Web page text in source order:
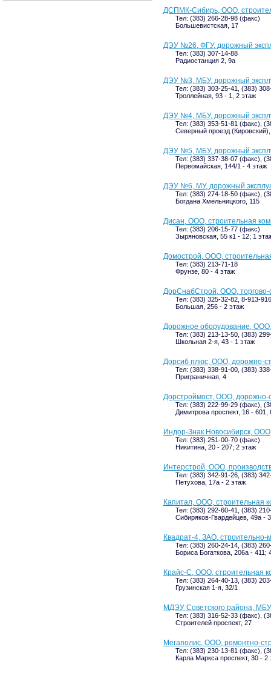
ДСПМК-Сибирь, ООО,
Тел: (383) 266-28-98 (факс)
Большевистская, 17
ДЭУ №26, ФГУ, дорожный
Тел: (383) 307-14-88
Радиостанция 2, 9а
ДЭУ №3, МБУ, дорожный
Тел: (383) 303-25-41, (383)
Троллейная, 93 - 1, 2 этаж
ДЭУ №4, МБУ, дорожный
Тел: (383) 353-51-81 (факс),
Северный проезд
ДЭУ №5, МБУ, дорожный
Тел: (383) 337-38-07 (факс),
Первомайская, 144/1 - 4 этаж
ДЭУ №6, МУ, дорожный
Тел: (383) 274-18-50 (факс),
Богдана Хмельницкого, 115
Дисан, ООО, строительная
Тел: (383) 206-15-77 (факс)
Зыряновская, 55 к1 - 12; 1
Домострой, ООО,
Тел: (383) 213-71-18
Фрунзе, 80 - 4 этаж
ДорСнабСтрой, ООО, торгово-
Тел: (383) 325-32-82, 8-913-
Большая, 256 - 2 этаж
Дорожное оборудование, ООО,
Тел: (383) 213-13-50, (383)
Школьная 2-я, 43 - 1 этаж
Дорсиб плюс, ООО, дорожно-
Тел: (383) 338-91-00, (383)
Приграничная, 4
Дорстроймост, ООО, дорожно-
Тел: (383) 222-99-29 (факс),
Димитрова проспект, 16 - 601,
Индор-Знак Новосибирск,
Тел: (383) 251-00-70 (факс)
Никитина, 20 - 207; 2 этаж
Интерстрой, ООО,
Тел: (383) 342-91-26, (383)
Петухова, 17а - 2 этаж
Капитал, ООО, строительная
Тел: (383) 292-60-41, (383)
Сибиряков-Гвардейцев, 49а -
Квадрат-4, ЗАО,
Тел: (383) 260-24-14, (383)
Бориса Богаткова, 206а -
Крайс-С, ООО, строительная
Тел: (383) 264-40-13, (383)
Грузинская 1-я, 32/1
МДЭУ Советского района,
Тел: (383) 316-52-33 (факс),
Строителей проспект, 27
Мегаполис, ООО, ремонтно-
Тел: (383) 230-13-81 (факс),
Карла Маркса проспект, 30 - 2